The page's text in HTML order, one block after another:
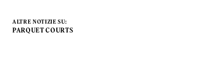
ALTRE NOTIZIE SU:
PARQUET COURTS